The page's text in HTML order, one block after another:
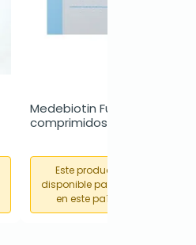
Medebiotin Fuerte, 40
comprimidos
Este producto no está
disponible para su compra
en este país o región.